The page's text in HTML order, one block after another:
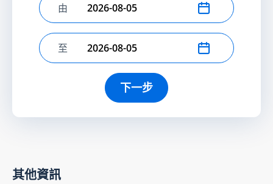
選擇開始日期
由
選擇結束日期
至
下一步
其他資訊